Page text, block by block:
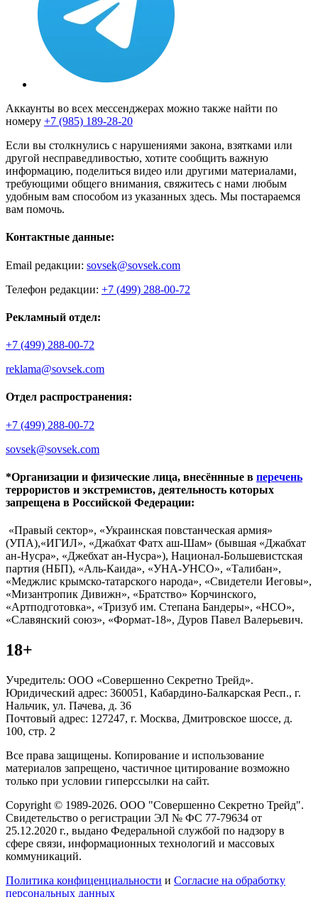
Аккаунты во всех мессенджерах можно также найти по
номеру +7 (985) 189-28-20
Если вы столкнулись с нарушениями закона, взятками или
другой несправедливостью, хотите сообщить важную
информацию, поделиться видео или другими материалами,
требующими общего внимания, свяжитесь с нами любым
удобным вам способом из указанных здесь. Мы постараемся
вам помочь.
Контактные данные:
Email редакции: sovsek@sovsek.com
Телефон редакции: +7 (499) 288-00-72
Рекламный отдел:
+7 (499) 288-00-72
reklama@sovsek.com
Отдел распространения:
+7 (499) 288-00-72
sovsek@sovsek.com
*Организации и физические лица, внесённные в перечень
террористов и экстремистов, деятельность которых
запрещена в Российской Федерации:
«Правый сектор», «Украинская повстанческая армия»
(УПА),«ИГИЛ», «Джабхат Фатх аш-Шам» (бывшая «Джабхат
ан-Нусра», «Джебхат ан-Нусра»), Национал-Большевистская
партия (НБП), «Аль-Каида», «УНА-УНСО», «Талибан»,
«Меджлис крымско-татарского народа», «Свидетели Иеговы»,
«Мизантропик Дивижн», «Братство» Корчинского,
«Артподготовка», «Тризуб им. Степана Бандеры», «НСО»,
«Славянский союз», «Формат-18», Дуров Павел Валерьевич.
18+
Учредитель: ООО «Совершенно Секретно Трейд».
Юридический адрес: 360051, Кабардино-Балкарская Респ., г.
Нальчик, ул. Пачева, д. 36
Почтовый адрес: 127247, г. Москва, Дмитровское шоссе, д.
100, стр. 2
Все права защищены. Копирование и использование
материалов запрещено, частичное цитирование возможно
только при условии гиперссылки на сайт.
Copyright © 1989-2026. ООО "Совершенно Секретно Трейд".
Свидетельство о регистрации ЭЛ № ФС 77-79634 от
25.12.2020 г., выдано Федеральной службой по надзору в
сфере связи, информационных технологий и массовых
коммуникаций.
Политика конфиценциальности и Согласие на обработку
персональных данных